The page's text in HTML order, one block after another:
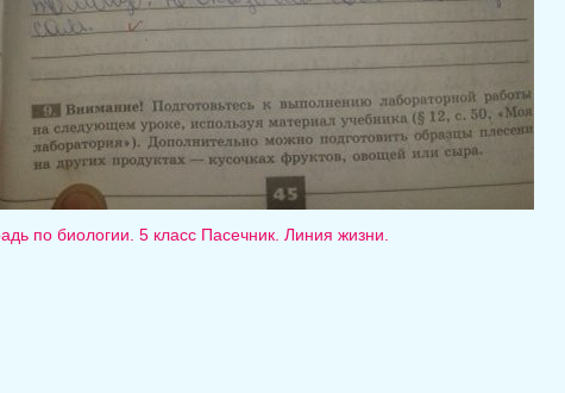
по биологии. 5 класс Пасечник. Линия жизни.